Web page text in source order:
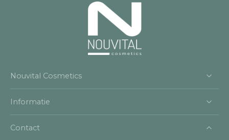
Nouvital Cosmetics
Informatie
Contact